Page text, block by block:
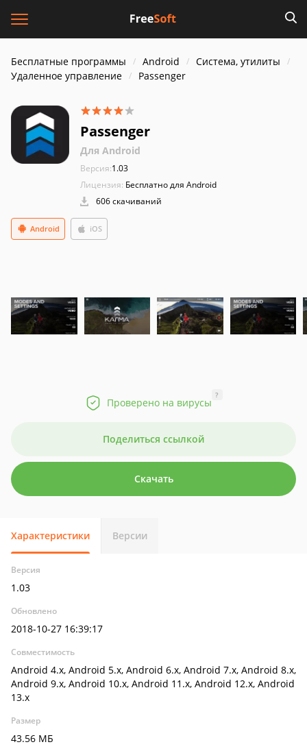
Бесплатные программы Android
Система, утилиты
Удаленное управление
Passenger
Passenger
Для Android
Версия:1.03
Лицензия: Бесплатно для Android
606 скачиваний
Android iOS
Проверено на вирусы
?
Поделиться ссылкой
Скачать
Характеристики Версии
Версия
1.03
Обновлено
2018-10-27 16:39:17
Совместимость
Android 4.x, Android 5.x, Android 6.x, Android 7.x, Android 8.x,
Android 9.x, Android 10.x, Android 11.x, Android 12.x, Android
13.x
Размер
43.56 МБ